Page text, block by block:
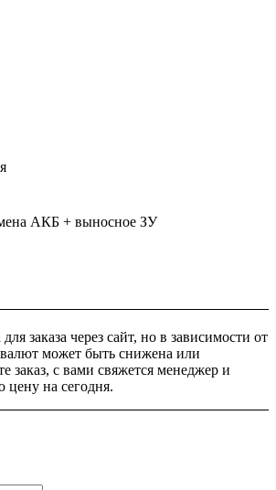
АКБ + выносное ЗУ
заказа через сайт, но в зависимости от
может быть снижена или
заказ, с вами свяжется менеджер и
цену на сегодня.